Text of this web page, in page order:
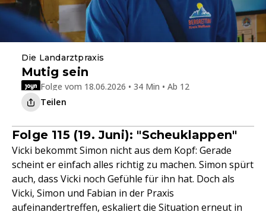
Die Landarztpraxis
Mutig sein
Folge vom 18.06.2026 • 34 Min • Ab 12
Teilen
Folge 115 (19. Juni): "Scheuklappen"
Vicki bekommt Simon nicht aus dem Kopf: Gerade
scheint er einfach alles richtig zu machen. Simon spürt
auch, dass Vicki noch Gefühle für ihn hat. Doch als
Vicki, Simon und Fabian in der Praxis
aufeinandertreffen, eskaliert die Situation erneut in